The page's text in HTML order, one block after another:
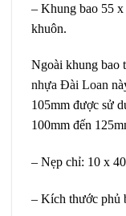
– Khung bao 55
khuôn.
Ngoài khung bao
nhựa Đài Loan
105mm được sử
100mm đến
– Nẹp chỉ: 10 x
– Kích thước phủ